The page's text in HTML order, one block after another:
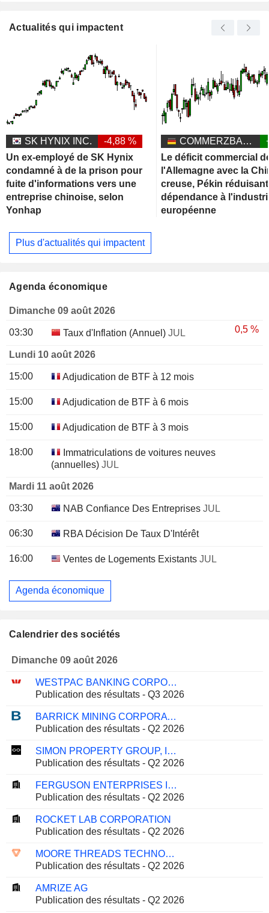
Actualités qui impactent
SK HYNIX INC.
-4,88 %
Un ex-employé de SK Hynix
condamné à de la prison pour
fuite d'informations vers une
entreprise chinoise, selon
Yonhap
COMMERZBANK AG
Le déficit commercial
l'Allemagne avec la
creuse, Pékin
dépendance à
européenne
Plus d'actualités qui impactent
Agenda économique
Dimanche 09 août 2026
03:30 Taux d'Inflation (Annuel) JUL 0,5 %
Lundi 10 août 2026
15:00 Adjudication de BTF à 12 mois
15:00 Adjudication de BTF à 6 mois
15:00 Adjudication de BTF à 3 mois
18:00
Immatriculations de voitures neuves
(annuelles) JUL
Mardi 11 août 2026
03:30 NAB Confiance Des Entreprises JUL
06:30 RBA Décision De Taux D'Intérêt
16:00 Ventes de Logements Existants JUL
Agenda économique
Calendrier des sociétés
Dimanche 09 août 2026
WESTPAC BANKING CORPORATION
Publication des résultats - Q3 2026
BARRICK MINING CORPORATION
Publication des résultats - Q2 2026
SIMON PROPERTY GROUP, INC.
Publication des résultats - Q2 2026
FERGUSON ENTERPRISES INC.
Publication des résultats - Q2 2026
ROCKET LAB CORPORATION
Publication des résultats - Q2 2026
MOORE THREADS TECHNOLOGY CO., LTD.
Publication des résultats - Q2 2026
AMRIZE AG
Publication des résultats - Q2 2026